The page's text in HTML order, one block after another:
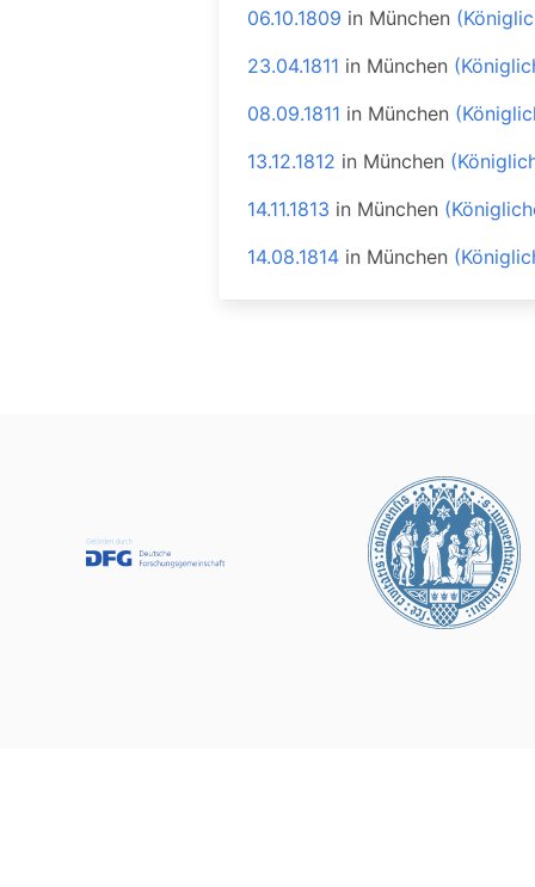
06.10.1809 in München
23.04.1811 in München
08.09.1811 in München
13.12.1812 in München
14.11.1813 in München
14.08.1814 in München